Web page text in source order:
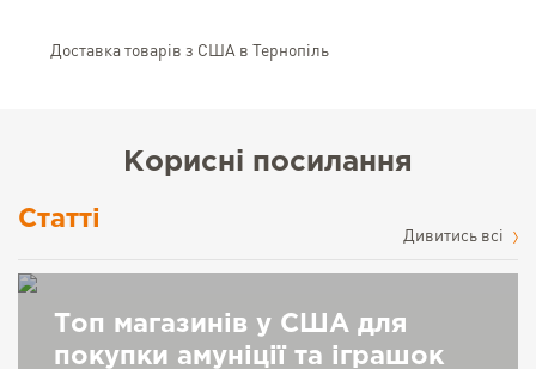
Доставка товарів з США в Тернопіль
Корисні посилання
Статті
Дивитись всі
Топ магазинів у США для
покупки амуніції та іграшок